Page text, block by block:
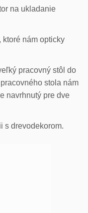
na ukladanie
nám opticky
pracovný stôl do
stola nám
navrhnutý pre dve
s drevodekorom.